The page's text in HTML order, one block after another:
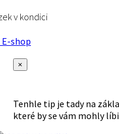
v kondici
shop
×
Tenhle tip je tady na
které by se vám mohly